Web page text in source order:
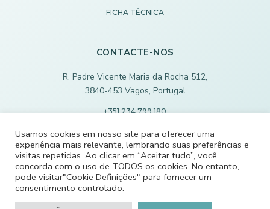
FICHA TÉCNICA
CONTACTE-NOS
R. Padre Vicente Maria da Rocha 512,
3840-453 Vagos, Portugal
+351 234 799 180
ECODEVAGOS@SCMVAGOS.EU
CONTACTE-NOS
Usamos cookies em nosso site para oferecer uma
experiência mais relevante, lembrando suas preferências e
visitas repetidas. Ao clicar em “Aceitar tudo”, você
concorda com o uso de TODOS os cookies. No entanto,
pode visitar"Cookie Definições" para fornecer um
consentimento controlado.